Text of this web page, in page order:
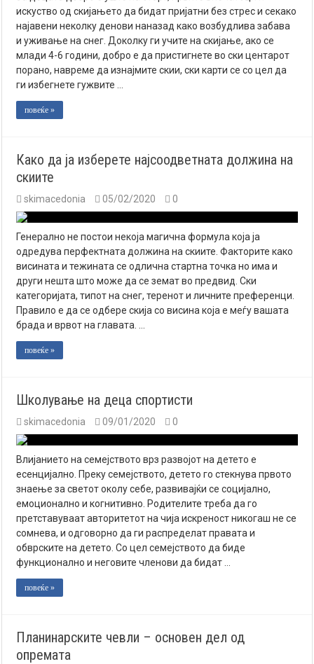
искуство од скијањето да бидат пријатни без стрес и секако
најавени неколку денови наназад како возбудлива забава
и уживање на снег. Доколку ги учите на скијање, ако се
млади 4-6 години, добро е да пристигнете во ски центарот
порано, навреме да изнајмите скии, ски карти се со цел да
ги избегнете гужвите …
повеќе »
Како да ја изберете најсоодветната должина на
скиите
skimacedonia 05/02/2020 0
Генерално не постои некоја магична формула која ја
одредува перфектната должина на скиите. Факторите како
висината и тежината се одлична стартна точка но има и
други нешта што може да се земат во предвид. Ски
категоријата, типот на снег, теренот и личните преференци.
Правило е да се одбере скија со висина која е меѓу вашата
брада и врвот на главата. …
повеќе »
Школување на деца спортисти
skimacedonia 09/01/2020 0
Влијанието на семејството врз развојот на детето е
есенцијално. Преку семејството, детето го стекнува првото
знаење за светот околу себе, развивајќи се социјално,
емоционално и когнитивно. Родителите треба да го
претставуваат авторитетот на чија искреност никогаш не се
сомнева, и одговорно да ги распределат правата и
обврските на детето. Со цел семејството да биде
функционално и неговите членови да бидат …
повеќе »
Планинарските чевли – основен дел од
опремата